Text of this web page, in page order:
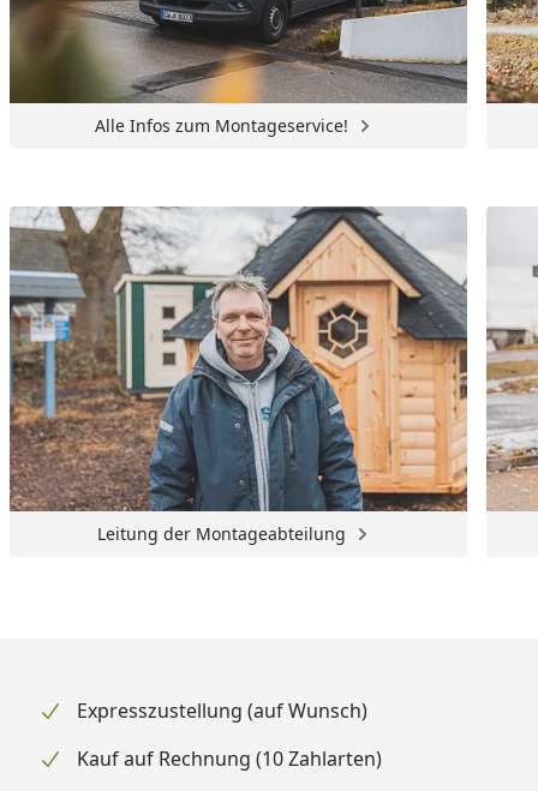
Alle Infos zum Montageservice!
Leitung der Montageabteilung
Expresszustellung (auf Wunsch)
Kauf auf Rechnung (10 Zahlarten)